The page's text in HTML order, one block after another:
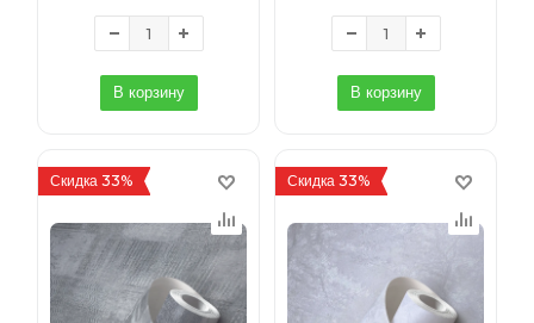
В корзину В корзину
Скидка 33% Скидка 33%